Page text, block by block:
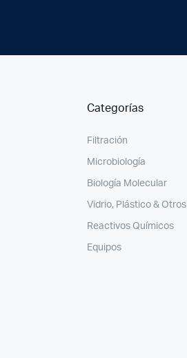
Categorías
Filtración
Microbiología
Biología Molecular
Vidrio, Plástico & Otros
Reactivos Químicos
Equipos